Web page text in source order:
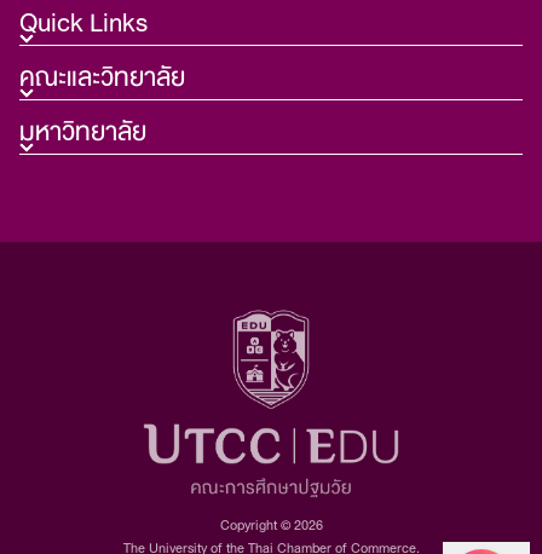
Quick Links
คณะและวิทยาลัย
มหาวิทยาลัย
Copyright © 2026
The University of the Thai Chamber of Commerce.